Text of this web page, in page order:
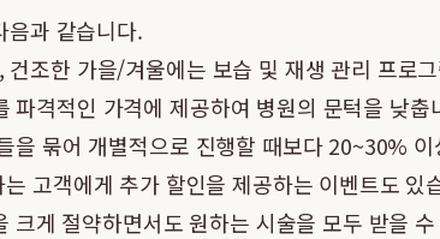
음과 같습니다.
조한 가을/겨울에는 보습 및 재생 관리 프로
격적인 가격에 제공하여 병원의 문턱을 낮춥
을 묶어 개별적으로 진행할 때보다 20~30%
고객에게 추가 할인을 제공하는 이벤트도 있
게 절약하면서도 원하는 시술을 모두 받을